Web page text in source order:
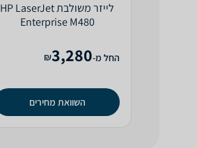
‏לייזר ‏משולבת HP LaserJet
Enterprise M480
החל מ-3,280
₪
השוואת מחירים